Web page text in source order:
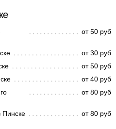
от 50 руб
от 30 руб
от 50 руб
от 40 руб
от 80 руб
Пинске от 80 руб